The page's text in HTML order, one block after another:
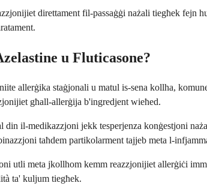
direttament fil-passaġġi nażali tiegħek fejn
u Fluticasone?
allerġika staġjonali u matul is-sena kollha,
għall-allerġija b'ingredjent wieħed.
din il-medikazzjoni jekk tesperjenza konġestjoni
taħdem partikolarment tajjeb meta l-
utli meta jkollhom kemm reazzjonijiet allerġiċi
ta' kuljum tiegħek.